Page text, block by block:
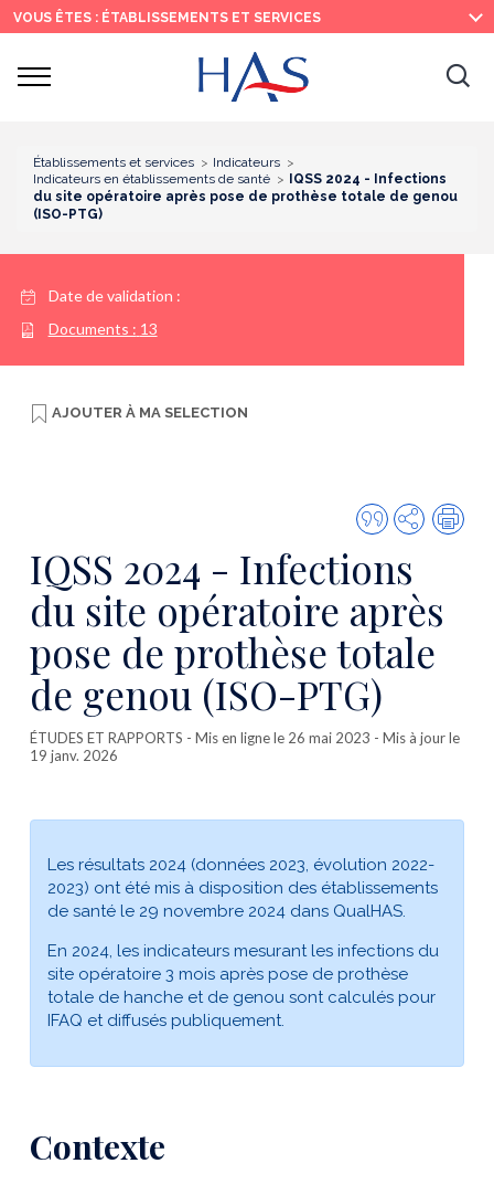
Recherche
Menu
principal
Contenu
principal
VOUS ÊTES : ÉTABLISSEMENTS ET SERVICES
Ouvrir
Établissements et services
Indicateurs
Indicateurs en établissements de santé
IQSS 2024 - Infections
du site opératoire après pose de prothèse totale de genou
(ISO-PTG)
Date de validation :
Documents : 13
AJOUTER À MA SELECTION
Citer
cette
publication
Partager
IQSS 2024 - Infections
du site opératoire après
pose de prothèse totale
de genou (ISO-PTG)
ÉTUDES ET RAPPORTS - Mis en ligne le 26 mai 2023 - Mis à jour le
19 janv. 2026
Les résultats 2024 (données 2023, évolution 2022-
2023) ont été mis à disposition des établissements
de santé le 29 novembre 2024 dans QualHAS.
En 2024, les indicateurs mesurant les infections du
site opératoire 3 mois après pose de prothèse
totale de hanche et de genou sont calculés pour
IFAQ et diffusés publiquement.
Contexte